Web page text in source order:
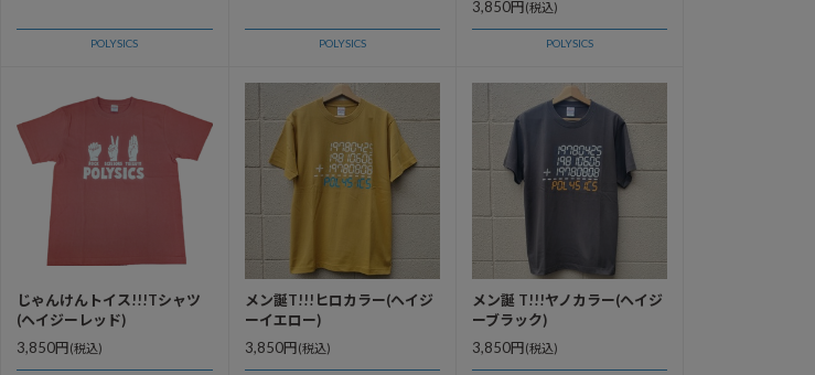
POLYSICS POLYSICS
3,850円(税込)
POLYSICS
じゃんけんトイス!!!Tシャツ
(ヘイジーレッド)
3,850円(税込)
メン誕T!!!ヒロカラー(ヘイジ
ーイエロー)
3,850円(税込)
メン誕 T!!!ヤノカラー(ヘイジ
ーブラック)
3,850円(税込)